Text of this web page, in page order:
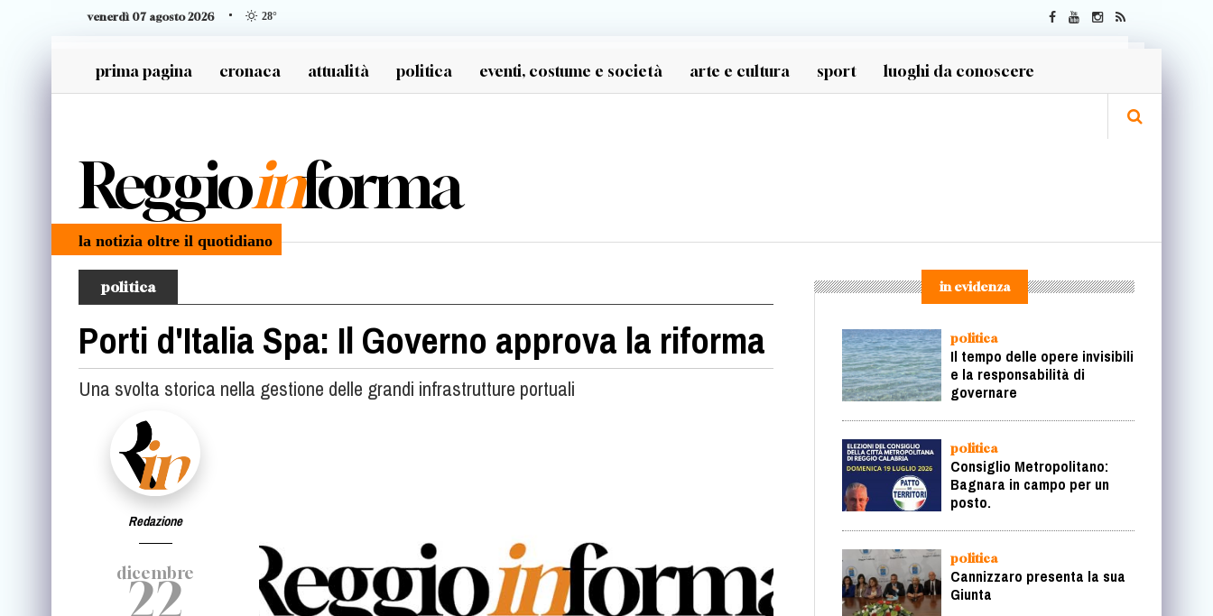
venerdì 07 agosto 2026 28°
prima pagina cronaca attualità politica eventi, costume e società arte e cultura sport luoghi da conoscere
Reggioinforma
la notizia oltre il quotidiano
politica
Porti d'Italia Spa: Il Governo approva la riforma
Una svolta storica nella gestione delle grandi infrastrutture portuali
Redazione
dicembre
22
in evidenza
politica
Il tempo delle opere invisibili
e la responsabilità di
governare
politica
Consiglio Metropolitano:
Bagnara in campo per un
posto.
politica
Cannizzaro presenta la sua
Giunta